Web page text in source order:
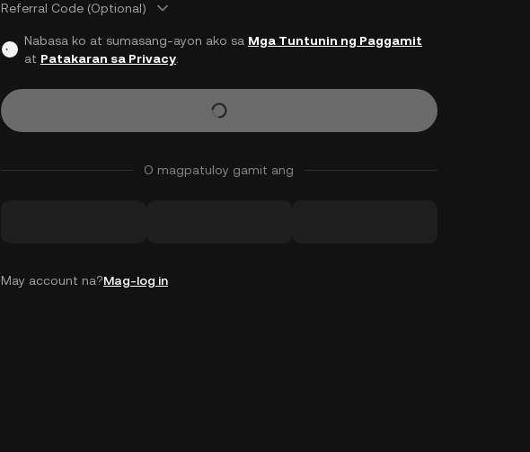
Referral Code (Optional)
Nabasa ko at sumasang-ayon ako sa Mga Tuntunin ng Paggamit
at Patakaran sa Privacy.
O magpatuloy gamit ang
May account na?Mag-log in